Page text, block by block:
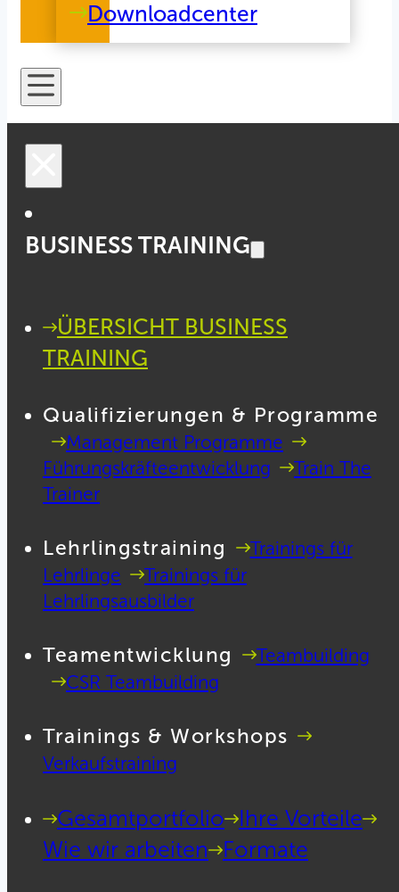
Downloadcenter
BUSINESS TRAINING
ÜBERSICHT BUSINESS
TRAINING
Qualifizierungen & Programme
Management Programme
Führungskräfteentwicklung
Train The
Trainer
Lehrlingstraining
Trainings für
Lehrlinge
Trainings für
Lehrlingsausbilder
Teamentwicklung
Teambuilding
CSR Teambuilding
Trainings & Workshops
Verkaufstraining
Gesamtportfolio
Ihre Vorteile
Wie wir arbeiten
Formate